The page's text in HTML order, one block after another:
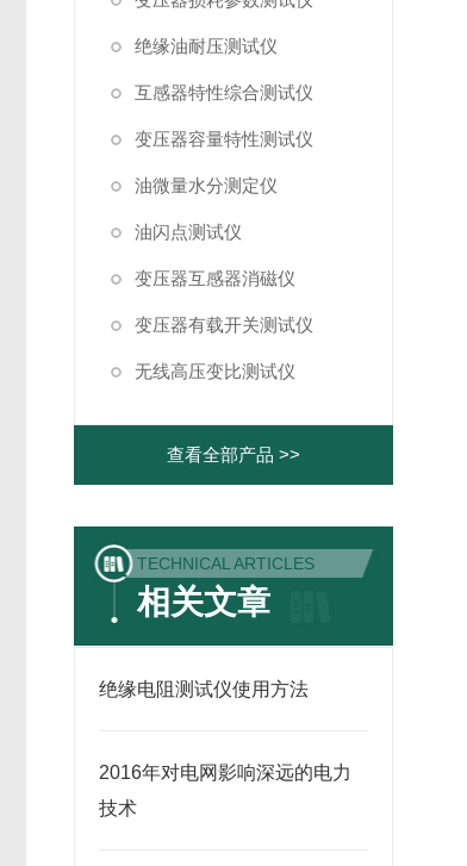
绝缘油耐压测试仪
互感器特性综合测试仪
变压器容量特性测试仪
油微量水分测定仪
油闪点测试仪
变压器互感器消磁仪
变压器有载开关测试仪
无线高压变比测试仪
查看全部产品 >>
TECHNICAL ARTICLES
相关文章
绝缘电阻测试仪使用方法
2016年对电网影响深远的电力
技术